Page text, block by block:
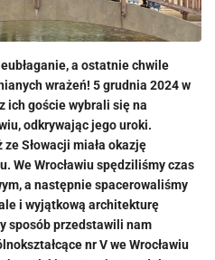
a ostatnie chwile
wrażeń! 5 grudnia 2024 w
ich goście wybrali się na
odkrywając jego uroki.
Słowacji miała okazję
We Wrocławiu spędziliśmy czas
a następnie spacerowaliśmy
i wyjątkową architekturę
sposób przedstawili nam
nr V we Wrocławiu